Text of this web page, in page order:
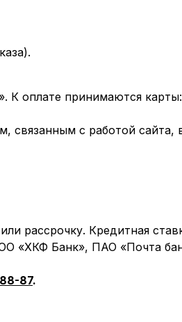
К оплате принимаются
с работой сайта,
рассрочку. Кредитная
«ХКФ Банк», ПАО «Почта
87.